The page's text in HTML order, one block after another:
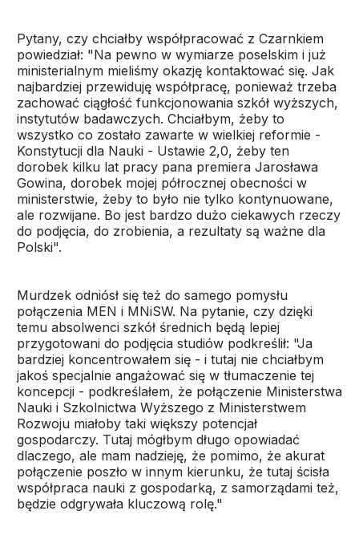
Pytany, czy chciałby współpracować z Czarnkiem
powiedział: "Na pewno w wymiarze poselskim i już
ministerialnym mieliśmy okazję kontaktować się. Jak
najbardziej przewiduję współpracę, ponieważ trzeba
zachować ciągłość funkcjonowania szkół wyższych,
instytutów badawczych. Chciałbym, żeby to
wszystko co zostało zawarte w wielkiej reformie -
Konstytucji dla Nauki - Ustawie 2,0, żeby ten
dorobek kilku lat pracy pana premiera Jarosława
Gowina, dorobek mojej półrocznej obecności w
ministerstwie, żeby to było nie tylko kontynuowane,
ale rozwijane. Bo jest bardzo dużo ciekawych rzeczy
do podjęcia, do zrobienia, a rezultaty są ważne dla
Polski".
Murdzek odniósł się też do samego pomysłu
połączenia MEN i MNiSW. Na pytanie, czy dzięki
temu absolwenci szkół średnich będą lepiej
przygotowani do podjęcia studiów podkreślił: "Ja
bardziej koncentrowałem się - i tutaj nie chciałbym
jakoś specjalnie angażować się w tłumaczenie tej
koncepcji - podkreślałem, że połączenie Ministerstwa
Nauki i Szkolnictwa Wyższego z Ministerstwem
Rozwoju miałoby taki większy potencjał
gospodarczy. Tutaj mógłbym długo opowiadać
dlaczego, ale mam nadzieję, że pomimo, że akurat
połączenie poszło w innym kierunku, że tutaj ścisła
współpraca nauki z gospodarką, z samorządami też,
będzie odgrywała kluczową rolę."